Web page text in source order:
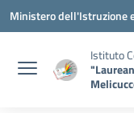
Vai ai contenuti
Vai al menu di navigazione
Vai al footer
Ministero dell'Istruzione
Istituto